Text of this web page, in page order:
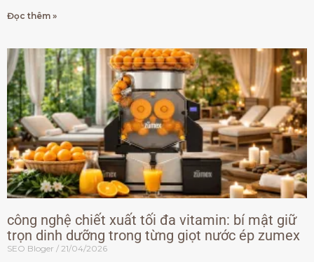
Đọc thêm »
công nghệ chiết xuất tối đa vitamin: bí mật giữ
trọn dinh dưỡng trong từng giọt nước ép zumex
SEO Bloger 21/04/2026